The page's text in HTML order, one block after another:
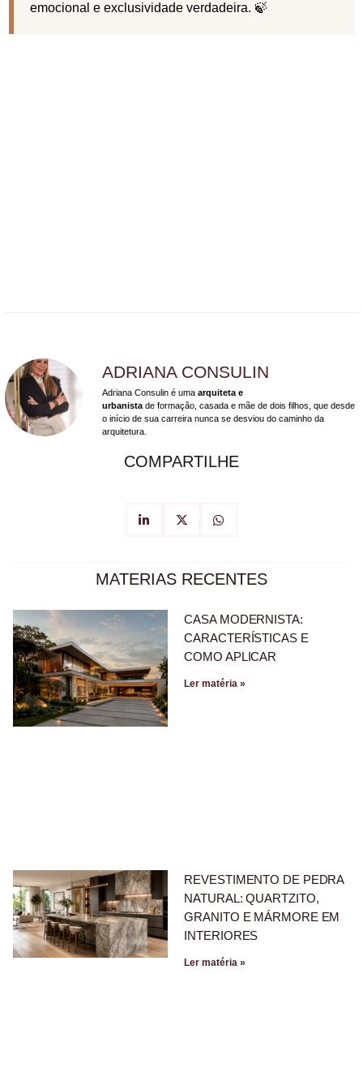
emocional e exclusividade verdadeira. 🍃
ADRIANA CONSULIN
Adriana Consulin é uma arquiteta e
urbanista de formação, casada e mãe de dois filhos, que desde
o início de sua carreira nunca se desviou do caminho da
arquitetura.
COMPARTILHE
MATERIAS RECENTES
CASA MODERNISTA:
CARACTERÍSTICAS E
COMO APLICAR
Ler matéria »
REVESTIMENTO DE PEDRA
NATURAL: QUARTZITO,
GRANITO E MÁRMORE EM
INTERIORES
Ler matéria »